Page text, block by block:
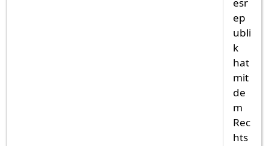
esr
ep
ubli
k
hat
mit
de
m
Rec
hts